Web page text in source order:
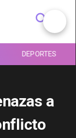
DEPORTES
a